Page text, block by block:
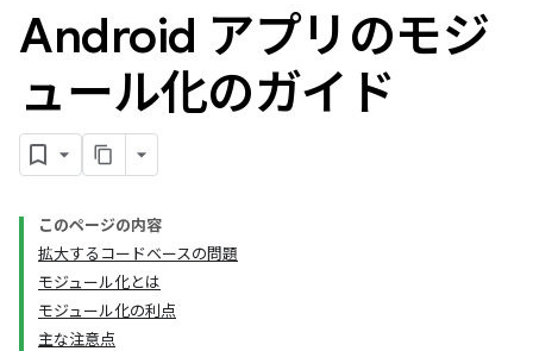
Android アプリのモジ
ュール化のガイド
このページの内容
拡大するコードベースの問題
モジュール化とは
モジュール化の利点
主な注意点